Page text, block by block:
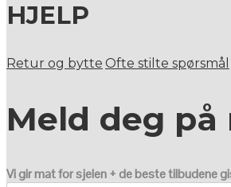
HJELP
Retur og bytte Ofte stilte spørsmål
Meld deg
Vi gir mat for sjelen + de beste tilbudene